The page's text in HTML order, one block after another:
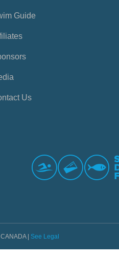
Guide
Us
| See Legal